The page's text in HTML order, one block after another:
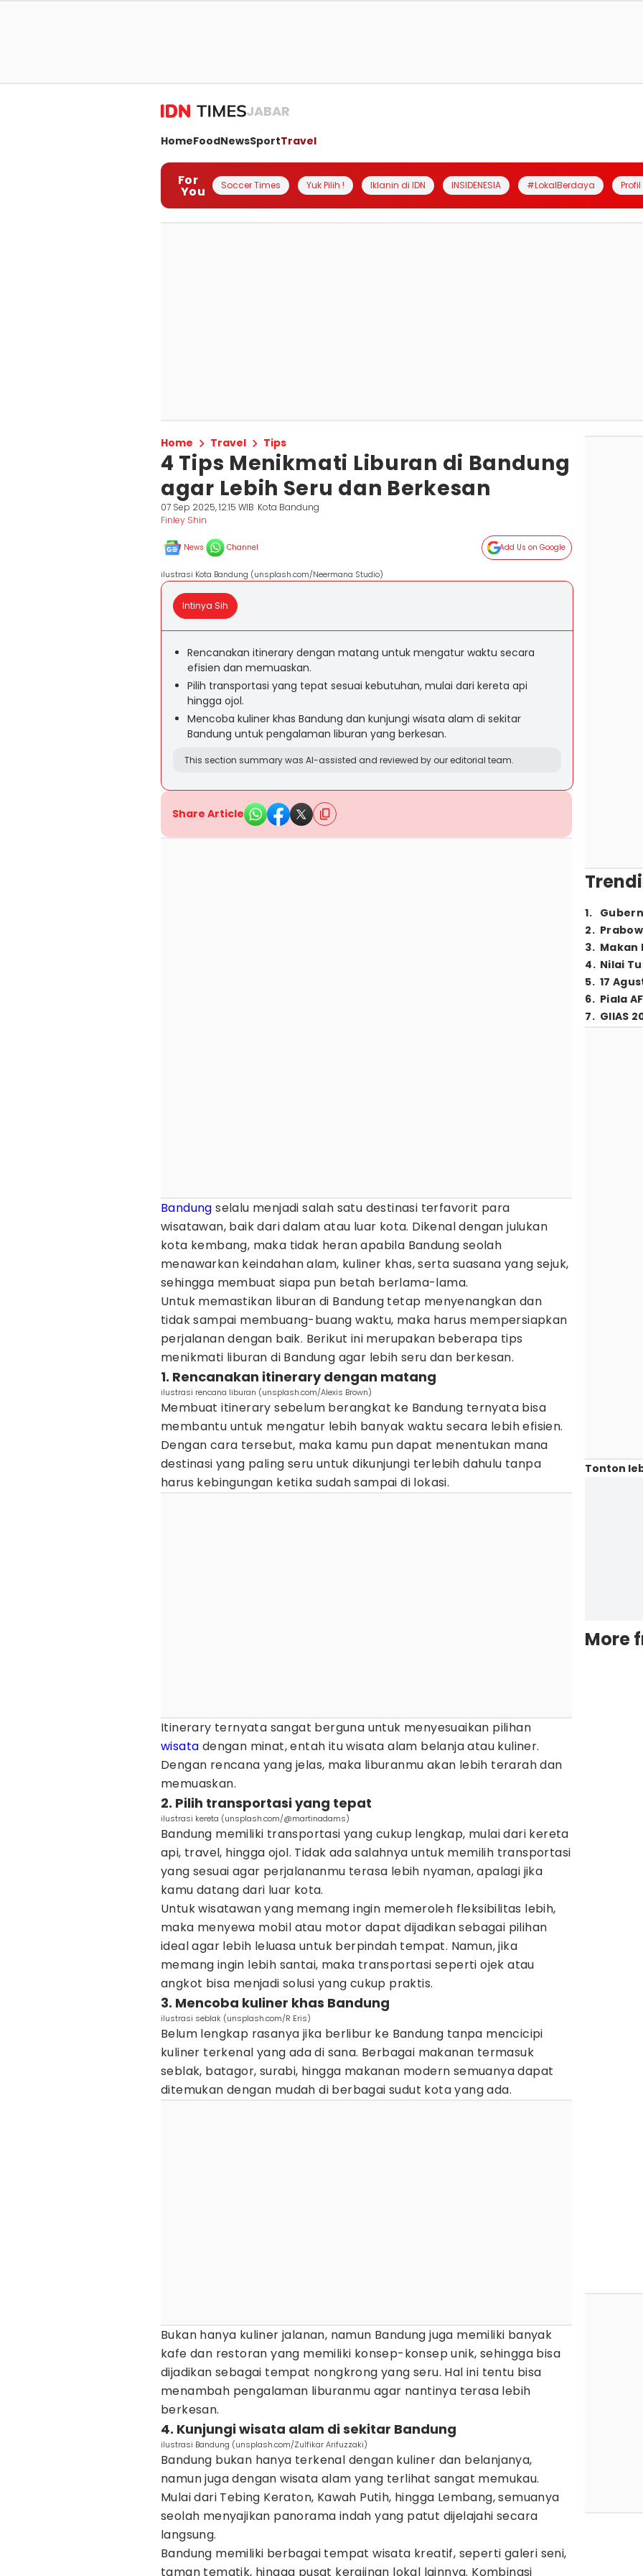
JABAR
HomeFoodNewsSportTravel
For
You Soccer Times Yuk Pilih ! Iklanin di IDN INSIDENESIA #LokalBerdaya
Home Travel Tips
4 Tips Menikmati Liburan di Bandung
agar Lebih Seru dan Berkesan
07 Sep 2025, 12:15 WIB Kota Bandung
Finley Shin
News Channel Add Us on Google
ilustrasi Kota Bandung (unsplash.com/Neermana Studio)
Intinya Sih
Rencanakan itinerary dengan matang untuk mengatur waktu secara
efisien dan memuaskan.
Pilih transportasi yang tepat sesuai kebutuhan, mulai dari kereta api
hingga ojol.
Mencoba kuliner khas Bandung dan kunjungi wisata alam di sekitar
Bandung untuk pengalaman liburan yang berkesan.
This section summary was AI-assisted and reviewed by our editorial team.
Share Article
Bandung selalu menjadi salah satu destinasi terfavorit para
wisatawan, baik dari dalam atau luar kota. Dikenal dengan julukan
kota kembang, maka tidak heran apabila Bandung seolah
menawarkan keindahan alam, kuliner khas, serta suasana yang sejuk,
sehingga membuat siapa pun betah berlama-lama.
Untuk memastikan liburan di Bandung tetap menyenangkan dan
tidak sampai membuang-buang waktu, maka harus mempersiapkan
perjalanan dengan baik. Berikut ini merupakan beberapa tips
menikmati liburan di Bandung agar lebih seru dan berkesan.
1. Rencanakan itinerary dengan matang
ilustrasi rencana liburan (unsplash.com/Alexis Brown)
Membuat itinerary sebelum berangkat ke Bandung ternyata bisa
membantu untuk mengatur lebih banyak waktu secara lebih efisien.
Dengan cara tersebut, maka kamu pun dapat menentukan mana
destinasi yang paling seru untuk dikunjungi terlebih dahulu tanpa
harus kebingungan ketika sudah sampai di lokasi.
Itinerary ternyata sangat berguna untuk menyesuaikan pilihan
wisata dengan minat, entah itu wisata alam belanja atau kuliner.
Dengan rencana yang jelas, maka liburanmu akan lebih terarah dan
memuaskan.
2. Pilih transportasi yang tepat
ilustrasi kereta (unsplash.com/@martinadams)
Bandung memiliki transportasi yang cukup lengkap, mulai dari kereta
api, travel, hingga ojol. Tidak ada salahnya untuk memilih transportasi
yang sesuai agar perjalananmu terasa lebih nyaman, apalagi jika
kamu datang dari luar kota.
Untuk wisatawan yang memang ingin memeroleh fleksibilitas lebih,
maka menyewa mobil atau motor dapat dijadikan sebagai pilihan
ideal agar lebih leluasa untuk berpindah tempat. Namun, jika
memang ingin lebih santai, maka transportasi seperti ojek atau
angkot bisa menjadi solusi yang cukup praktis.
3. Mencoba kuliner khas Bandung
ilustrasi seblak (unsplash.com/R Eris)
Belum lengkap rasanya jika berlibur ke Bandung tanpa mencicipi
kuliner terkenal yang ada di sana. Berbagai makanan termasuk
seblak, batagor, surabi, hingga makanan modern semuanya dapat
ditemukan dengan mudah di berbagai sudut kota yang ada.
Bukan hanya kuliner jalanan, namun Bandung juga memiliki banyak
kafe dan restoran yang memiliki konsep-konsep unik, sehingga bisa
dijadikan sebagai tempat nongkrong yang seru. Hal ini tentu bisa
menambah pengalaman liburanmu agar nantinya terasa lebih
berkesan.
4. Kunjungi wisata alam di sekitar Bandung
ilustrasi Bandung (unsplash.com/Zulfikar Arifuzzaki)
Bandung bukan hanya terkenal dengan kuliner dan belanjanya,
namun juga dengan wisata alam yang terlihat sangat memukau.
Mulai dari Tebing Keraton, Kawah Putih, hingga Lembang, semuanya
seolah menyajikan panorama indah yang patut dijelajahi secara
langsung.
Bandung memiliki berbagai tempat wisata kreatif, seperti galeri seni,
taman tematik, hingga pusat kerajinan lokal lainnya. Kombinasi
1.
2.
3. Makan
4. Nilai
5. 17
6. Piala
7. GIIAS
Tonton
More